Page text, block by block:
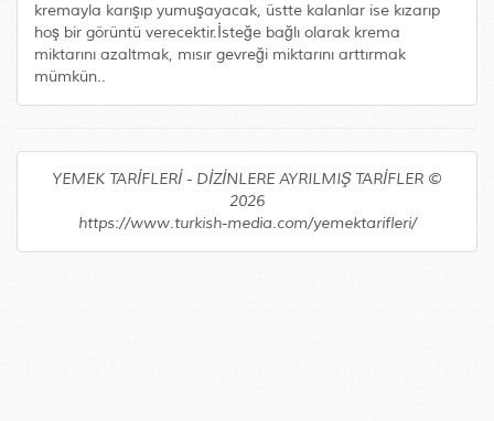
kremayla karışıp yumuşayacak, üstte kalanlar ise kızarıp
hoş bir görüntü verecektir.İsteğe bağlı olarak krema
miktarını azaltmak, mısır gevreği miktarını arttırmak
mümkün..
YEMEK TARİFLERİ - DİZİNLERE AYRILMIŞ TARİFLER ©
2026
https://www.turkish-media.com/yemektarifleri/